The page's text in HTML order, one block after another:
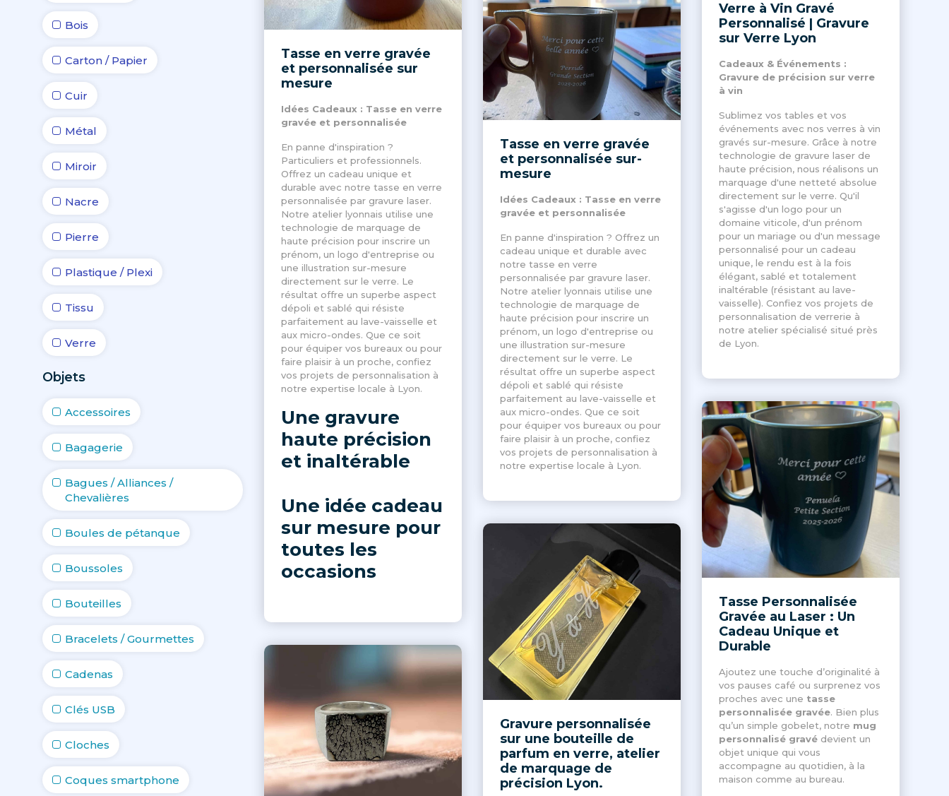
Bois
Carton / Papier
Cuir
Métal
Miroir
Nacre
Pierre
Plastique / Plexi
Tissu
Verre
Objets
Accessoires
Bagagerie
Bagues / Alliances /
Chevalières
Boules de pétanque
Boussoles
Bouteilles
Bracelets / Gourmettes
Cadenas
Clés USB
Cloches
Coques smartphone
Tasse en verre gravée
et personnalisée sur
mesure
Idées Cadeaux : Tasse en verre
gravée et personnalisée
En panne d'inspiration ?
Particuliers et professionnels.
Offrez un cadeau unique et
durable avec notre tasse en verre
personnalisée par gravure laser.
Notre atelier lyonnais utilise une
technologie de marquage de
haute précision pour inscrire un
prénom, un logo d'entreprise ou
une illustration sur-mesure
directement sur le verre. Le
résultat offre un superbe aspect
dépoli et sablé qui résiste
parfaitement au lave-vaisselle et
aux micro-ondes. Que ce soit
pour équiper vos bureaux ou pour
faire plaisir à un proche, confiez
vos projets de personnalisation à
notre expertise locale à Lyon.
Une gravure
haute précision
et inaltérable
Une idée cadeau
sur mesure pour
toutes les
occasions
Tasse en verre gravée
et personnalisée sur-
mesure
Idées Cadeaux : Tasse en verre
gravée et personnalisée
En panne d'inspiration ? Offrez un
cadeau unique et durable avec
notre tasse en verre
personnalisée par gravure laser.
Notre atelier lyonnais utilise une
technologie de marquage de
haute précision pour inscrire un
prénom, un logo d'entreprise ou
une illustration sur-mesure
directement sur le verre. Le
résultat offre un superbe aspect
dépoli et sablé qui résiste
parfaitement au lave-vaisselle et
aux micro-ondes. Que ce soit
pour équiper vos bureaux ou pour
faire plaisir à un proche, confiez
vos projets de personnalisation à
notre expertise locale à Lyon.
Verre à Vin Gravé
Personnalisé | Gravure
sur Verre Lyon
Cadeaux & Événements :
Gravure de précision sur verre
à vin
Sublimez vos tables et vos
événements avec nos verres à vin
gravés sur-mesure. Grâce à notre
technologie de gravure laser de
haute précision, nous réalisons un
marquage d'une netteté absolue
directement sur le verre. Qu'il
s'agisse d'un logo pour un
domaine viticole, d'un prénom
pour un mariage ou d'un message
personnalisé pour un cadeau
unique, le rendu est à la fois
élégant, sablé et totalement
inaltérable (résistant au lave-
vaisselle). Confiez vos projets de
personnalisation de verrerie à
notre atelier spécialisé situé près
de Lyon.
Gravure personnalisée
sur une bouteille de
parfum en verre, atelier
de marquage de
précision Lyon.
Tasse Personnalisée
Gravée au Laser : Un
Cadeau Unique et
Durable
Ajoutez une touche d’originalité à
vos pauses café ou surprenez vos
proches avec une tasse
personnalisée gravée. Bien plus
qu’un simple gobelet, notre mug
personnalisé gravédevient un
objet unique qui vous
accompagne au quotidien, à la
maison comme au bureau.